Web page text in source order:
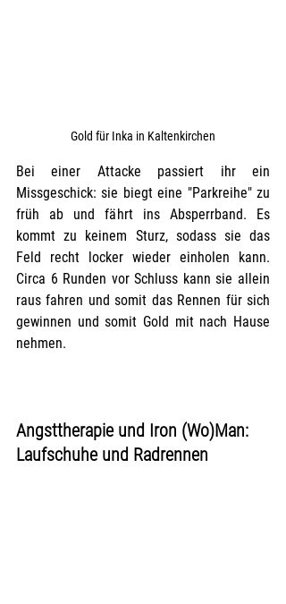
Gold für Inka in Kaltenkirchen
Bei einer Attacke passiert ihr ein
Missgeschick: sie biegt eine "Parkreihe" zu
früh ab und fährt ins Absperrband. Es
kommt zu keinem Sturz, sodass sie das
Feld recht locker wieder einholen kann.
Circa 6 Runden vor Schluss kann sie allein
raus fahren und somit das Rennen für sich
gewinnen und somit Gold mit nach Hause
nehmen.
Angsttherapie und Iron (Wo)Man:
Laufschuhe und Radrennen